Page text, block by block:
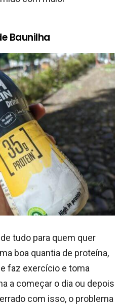
Baunilha
tudo para quem quer
boa quantia de proteína,
faz exercício e toma
a começar o dia ou depois
com isso, o problema